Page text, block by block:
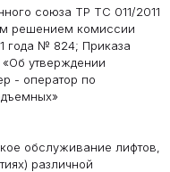
союза ТР ТС 011/2011
решением комиссии
года № 824; Приказа
«Об утверждении
- оператор по
обслуживание лифтов,
различной